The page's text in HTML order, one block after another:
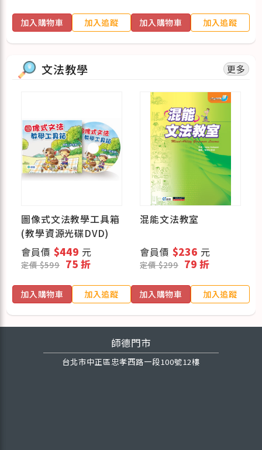
加入購物車 加入追蹤 加入購物車 加入追蹤
文法教學 更多
圖像式文法教學工具箱
(教學資源光碟DVD)
會員價 $449 元
定價 $599 75 折
加入購物車 加入追蹤
混能文法教室
會員價 $236 元
定價 $299 79 折
加入購物車 加入追蹤
師德門市
台北市中正區忠孝西路一段100號12樓